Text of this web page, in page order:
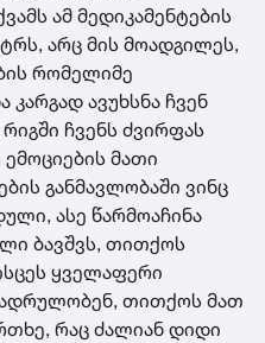
ამ მედიკამენტების
არც მის მოადგილეს,
რომელიმე
ავუხსნა ჩვენ
ჩვენს ძვირფას
მათი
განმავლობაში ვინც
ასე წარმოაჩინა
ბავშვს, თითქოს
ყველაფერი
თითქოს მათ
რაც ძალიან დიდი